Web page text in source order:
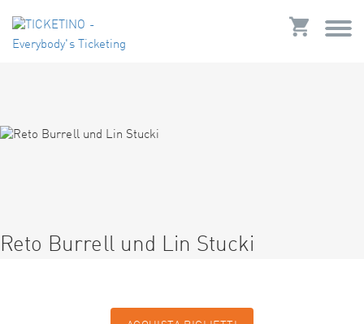
Reto Burrell und Lin Stucki